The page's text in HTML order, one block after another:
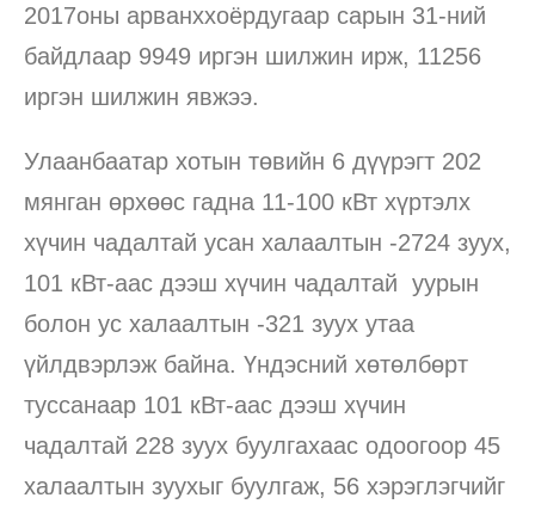
2017оны арванххоёрдугаар сарын 31-ний
байдлаар 9949 иргэн шилжин ирж, 11256
иргэн шилжин явжээ.
Улаанбаатар хотын төвийн 6 дүүрэгт 202
мянган өрхөөс гадна 11-100 кВт хүртэлх
хүчин чадалтай усан халаалтын -2724 зуух,
101 кВт-аас дээш хүчин чадалтай уурын
болон ус халаалтын -321 зуух утаа
үйлдвэрлэж байна. Үндэсний хөтөлбөрт
туссанаар 101 кВт-аас дээш хүчин
чадалтай 228 зуух буулгахаас одоогоор 45
халаалтын зуухыг буулгаж, 56 хэрэглэгчийг